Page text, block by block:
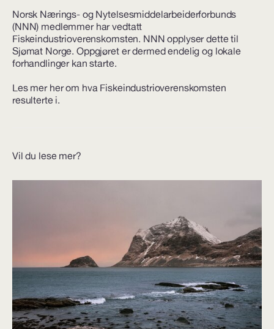
Norsk Nærings- og Nytelsesmiddelarbeiderforbunds
(NNN) medlemmer har vedtatt
Fiskeindustrioverenskomsten. NNN opplyser dette til
Sjømat Norge. Oppgjøret er dermed endelig og lokale
forhandlinger kan starte.
Les mer her om hva Fiskeindustrioverenskomsten
resulterte i.
Vil du lese mer?